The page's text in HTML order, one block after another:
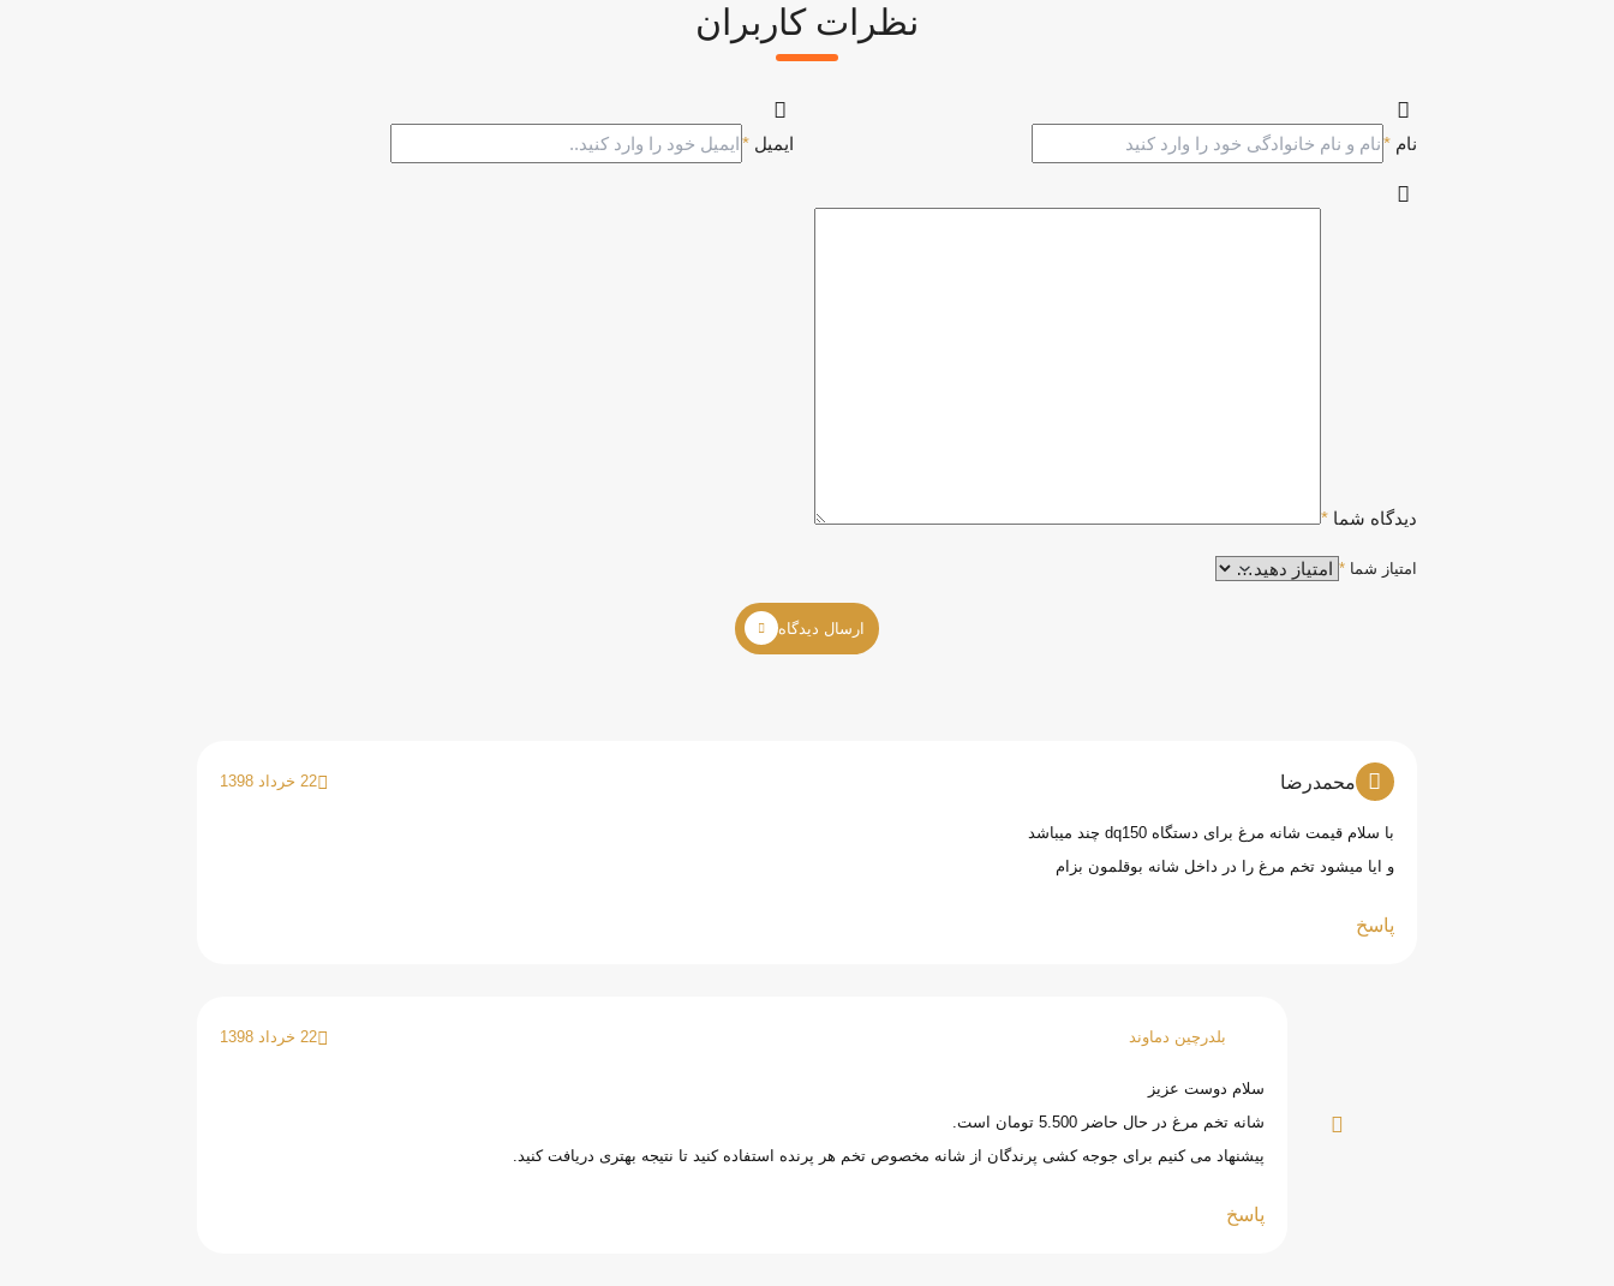
نظرات کاربران
نام* ایمیل*
دیدگاه شما*
امتیاز شما*
ارسال دیدگاه
محمدرضا 22 خرداد 1398
با سلام قیمت شانه مرغ برای دستگاه dq150 چند میباشد
و ایا میشود تخم مرغ را در داخل شانه بوقلمون بزام
پاسخ
بلدرچین دماوند 22 خرداد 1398
سلام دوست عزیز
شانه تخم مرغ در حال حاضر 5.500 تومان است.
پیشنهاد می کنیم برای جوجه کشی پرندگان از شانه مخصوص تخم هر پرنده استفاده کنید تا نتیجه بهتری دریافت کنید.
پاسخ